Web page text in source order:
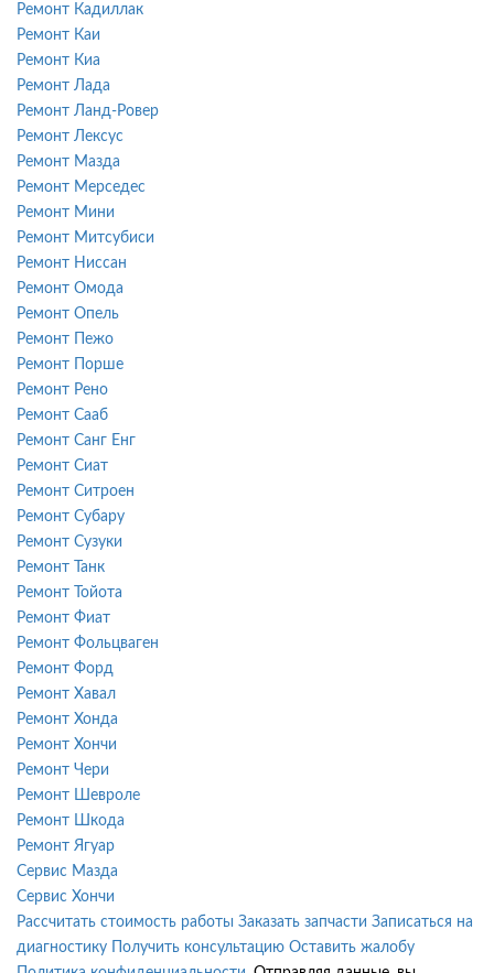
Ремонт Кадиллак
Ремонт Каи
Ремонт Киа
Ремонт Лада
Ремонт Ланд-Ровер
Ремонт Лексус
Ремонт Мазда
Ремонт Мерседес
Ремонт Мини
Ремонт Митсубиси
Ремонт Ниссан
Ремонт Омода
Ремонт Опель
Ремонт Пежо
Ремонт Порше
Ремонт Рено
Ремонт Сааб
Ремонт Санг Енг
Ремонт Сиат
Ремонт Ситроен
Ремонт Субару
Ремонт Сузуки
Ремонт Танк
Ремонт Тойота
Ремонт Фиат
Ремонт Фольцваген
Ремонт Форд
Ремонт Хавал
Ремонт Хонда
Ремонт Хончи
Ремонт Чери
Ремонт Шевроле
Ремонт Шкода
Ремонт Ягуар
Сервис Мазда
Сервис Хончи
Рассчитать стоимость работы Заказать запчасти Записаться на
диагностику
Получить консультацию Оставить жалобу